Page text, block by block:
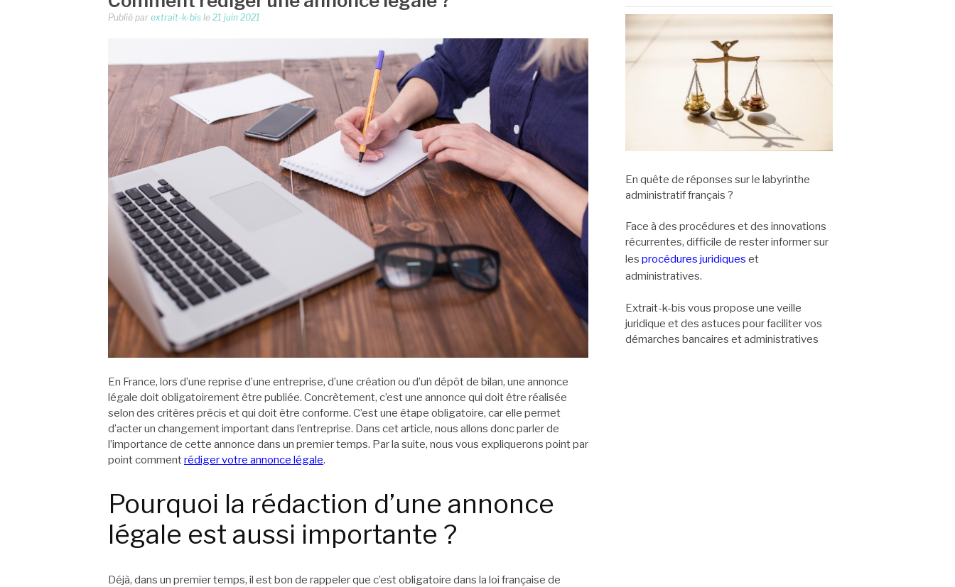
Publié par extrait-k-bis le 21 juin 2021
En France, lors d’une reprise d’une entreprise, d’une création ou d’un dépôt de bilan, une annonce
légale doit obligatoirement être publiée. Concrètement, c’est une annonce qui doit être réalisée
selon des critères précis et qui doit être conforme. C’est une étape obligatoire, car elle permet
d’acter un changement important dans l’entreprise. Dans cet article, nous allons donc parler de
l’importance de cette annonce dans un premier temps. Par la suite, nous vous expliquerons point par
point commentrédiger votre annonce légale.
Pourquoi la rédaction d’une annonce
légale est aussi importante ?
Déjà, dans un premier temps, il est bon de rappeler que c’est obligatoire dans la loi française de
En quête de réponses sur le labyrinthe
administratif français ?
Face à des procédures et des innovations
récurrentes, difficile de rester informer sur
les procédures juridiques et
administratives.
Extrait-k-bis vous propose une veille
juridique et des astuces pour faciliter vos
démarches bancaires et administratives